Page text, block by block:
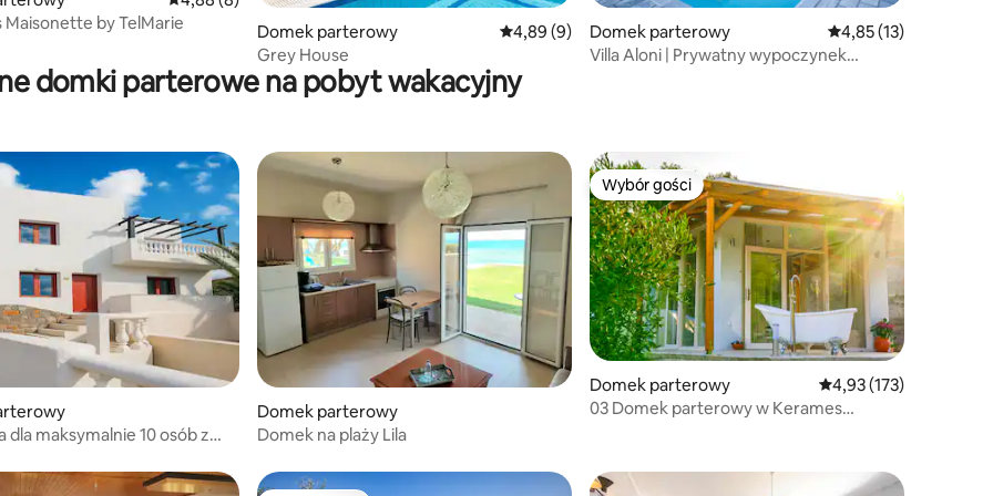
5, liczba recenzji: 9
by TelMarie
Domek parterowy Średnia ocena: 4,89 na 5, liczba recenzji: 9
4,89 (9)
Grey House
Domek parterowy Średnia ocena: 4,85
4,85 (13)
Villa Aloni | Prywatny wypoczynek
domki parterowe na pobyt wakacyjny
dla maksymalnie 10 osób z
Domek parterowy
Domek na plaży Lila
Wybór gości
Wybór gości
Domek parterowy Średnia ocena: 4,93
4,93 (173)
03 Domek parterowy w Kerames